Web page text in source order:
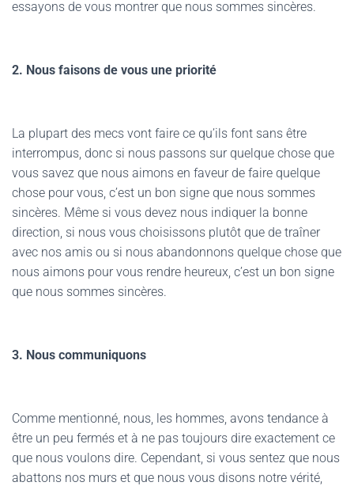
essayons de vous montrer que nous sommes sincères.
2. Nous faisons de vous une priorité
La plupart des mecs vont faire ce qu’ils font sans être
interrompus, donc si nous passons sur quelque chose que
vous savez que nous aimons en faveur de faire quelque
chose pour vous, c’est un bon signe que nous sommes
sincères. Même si vous devez nous indiquer la bonne
direction, si nous vous choisissons plutôt que de traîner
avec nos amis ou si nous abandonnons quelque chose que
nous aimons pour vous rendre heureux, c’est un bon signe
que nous sommes sincères.
3. Nous communiquons
Comme mentionné, nous, les hommes, avons tendance à
être un peu fermés et à ne pas toujours dire exactement ce
que nous voulons dire. Cependant, si vous sentez que nous
abattons nos murs et que nous vous disons notre vérité,